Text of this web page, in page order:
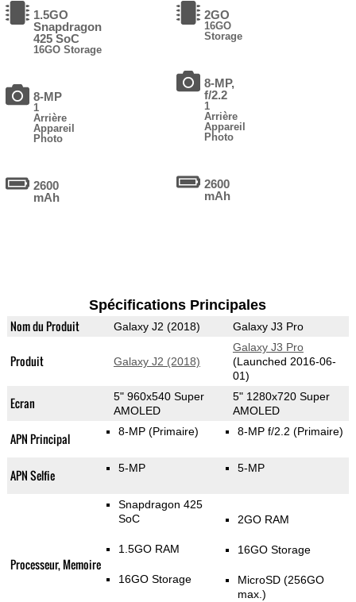
1.5GO
Snapdragon
425 SoC
16GO Storage
8-MP
1
Arrière
Appareil
Photo
2600
mAh
2GO
16GO
Storage
8-MP,
f/2.2
1
Arrière
Appareil
Photo
2600
mAh
Spécifications Principales
Nom du Produit Galaxy J2 (2018) Galaxy J3 Pro
Produit Galaxy J2 (2018)
Galaxy J3 Pro
(Launched 2016-06-
01)
Ecran
5" 960x540 Super
AMOLED
5" 1280x720 Super
AMOLED
APN Principal 8-MP (Primaire) 8-MP f/2.2 (Primaire)
APN Selfie 5-MP 5-MP
Processeur, Memoire
Snapdragon 425
SoC
1.5GO RAM
16GO Storage
2GO RAM
16GO Storage
MicroSD (256GO
max.)